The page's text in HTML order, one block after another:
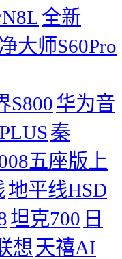
全新
大师S60Pro
S800华为音
秦
五座版上
地平线HSD
坦克700 日
想 天禧AI